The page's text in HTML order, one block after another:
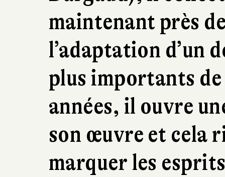
maintenant près
l’adaptation d’un
plus importants
années, il ouvre
son œuvre et cela
marquer les